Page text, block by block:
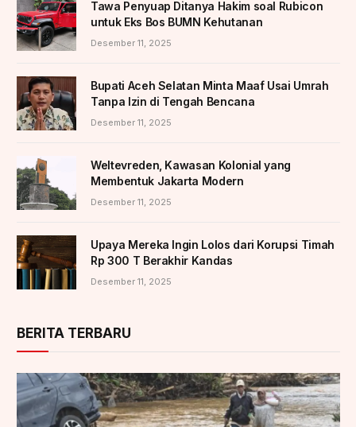
Tawa Penyuap Ditanya Hakim soal Rubicon
untuk Eks Bos BUMN Kehutanan
Desember 11, 2025
Bupati Aceh Selatan Minta Maaf Usai Umrah
Tanpa Izin di Tengah Bencana
Desember 11, 2025
Weltevreden, Kawasan Kolonial yang
Membentuk Jakarta Modern
Desember 11, 2025
Upaya Mereka Ingin Lolos dari Korupsi Timah
Rp 300 T Berakhir Kandas
Desember 11, 2025
BERITA TERBARU